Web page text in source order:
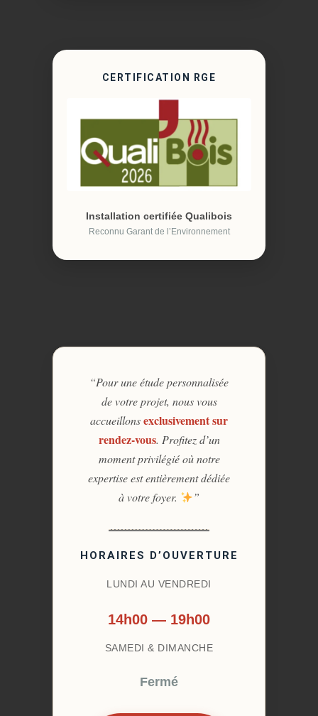
CERTIFICATION RGE
Installation certifiée Qualibois
Reconnu Garant de l’Environnement
“Pour une étude personnalisée
de votre projet, nous vous
accueillonsexclusivement sur
rendez-vous. Profitez d’un
moment privilégié où notre
expertise est entièrement dédiée
à votre foyer.
”
HORAIRES D’OUVERTURE
LUNDI AU VENDREDI
14h00 — 19h00
SAMEDI & DIMANCHE
Fermé